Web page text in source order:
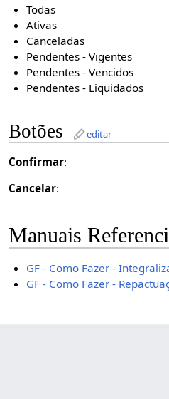
Todas
Ativas
Canceladas
Pendentes - Vigentes
Pendentes - Vencidos
Pendentes - Liquidados
Botões editar
Confirmar:
Cancelar:
Manuais
GF - Como Fazer -
GF - Como Fazer -